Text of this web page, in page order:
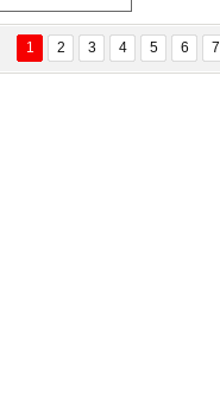
Levent Ertekin
Medyanın Dijital Savaş Alanı
Tanıtım
Filmi
1 2 3 4 5 6 7